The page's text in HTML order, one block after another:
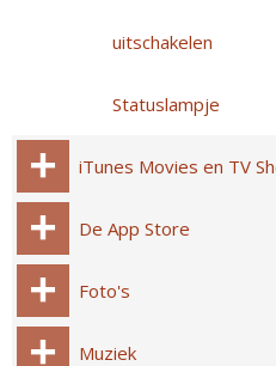
uitschakelen
Statuslampje
iTunes Movies en TV
De App Store
Foto's
Muziek